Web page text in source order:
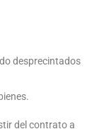
desprecintados
del contrato a